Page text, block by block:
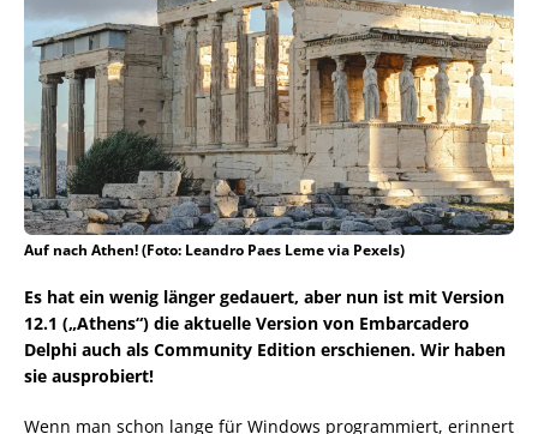
Auf nach Athen! (Foto: Leandro Paes Leme via Pexels)
Es hat ein wenig länger gedauert, aber nun ist mit Version
12.1 („Athens“) die aktuelle Version von Embarcadero
Delphi auch als Community Edition erschienen. Wir haben
sie ausprobiert!
Wenn man schon lange für Windows programmiert, erinnert